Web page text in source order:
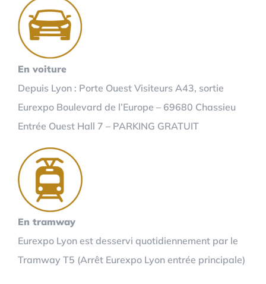
En voiture
Depuis Lyon : Porte Ouest Visiteurs A43, sortie
Eurexpo Boulevard de l’Europe – 69680 Chassieu
Entrée Ouest Hall 7 – PARKING GRATUIT
En tramway
Eurexpo Lyon est desservi quotidiennement par le
Tramway T5 (Arrêt Eurexpo Lyon entrée principale)